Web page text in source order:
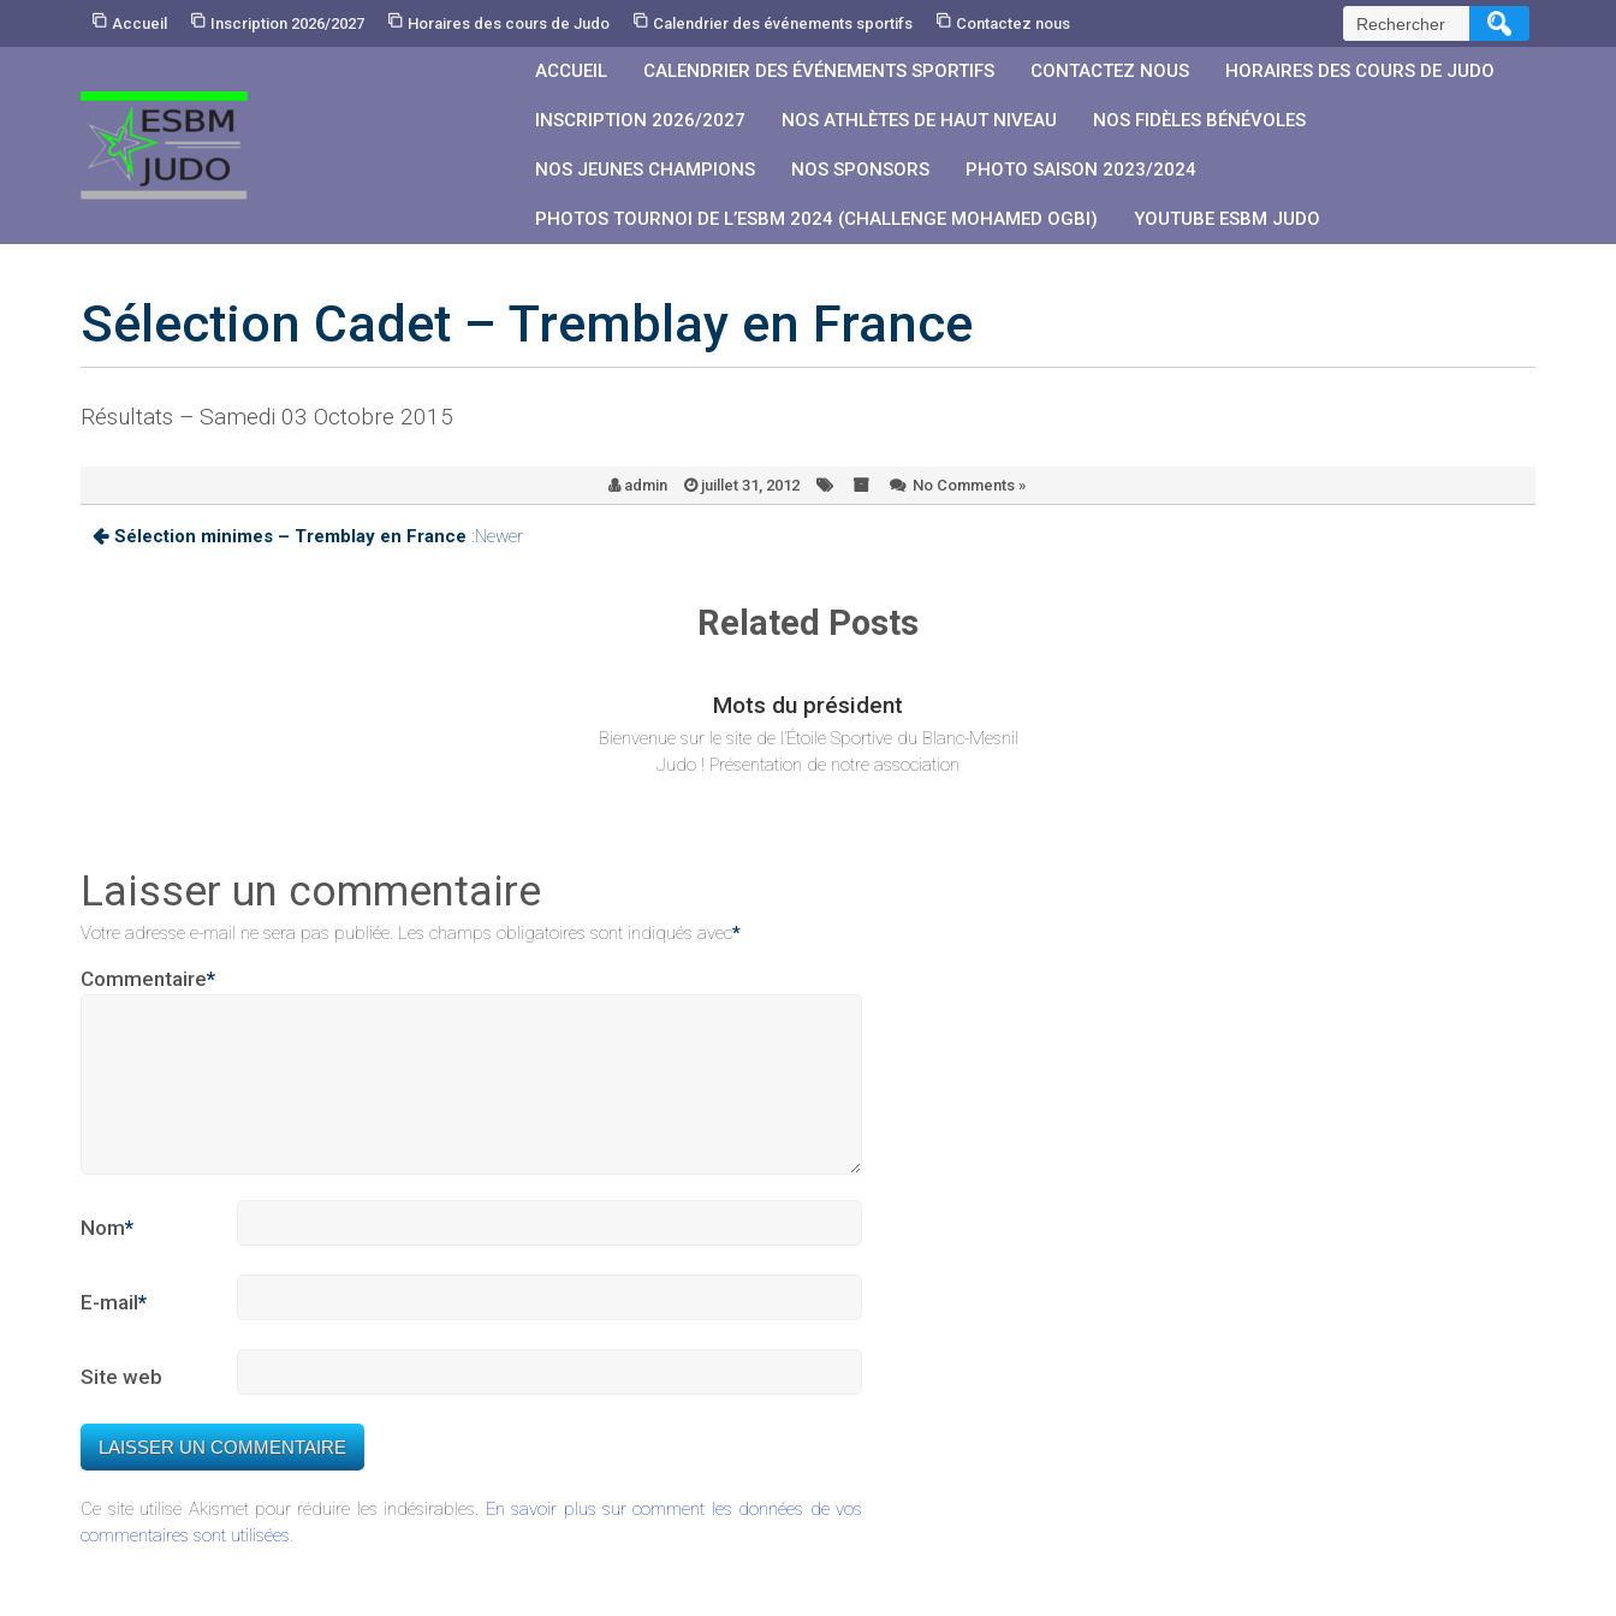
Accueil Inscription 2026/2027 Horaires des cours de Judo Calendrier des événements sportifs Contactez nous Rechercher :
ACCUEIL CALENDRIER DES ÉVÉNEMENTS SPORTIFS CONTACTEZ NOUS HORAIRES DES COURS DE JUDO
INSCRIPTION 2026/2027 NOS ATHLÈTES DE HAUT NIVEAU NOS FIDÈLES BÉNÉVOLES
NOS JEUNES CHAMPIONS NOS SPONSORS PHOTO SAISON 2023/2024
PHOTOS TOURNOI DE L’ESBM 2024 (CHALLENGE MOHAMED OGBI) YOUTUBE ESBM JUDO
Sélection Cadet – Tremblay en France
Résultats – Samedi 03 Octobre 2015
admin juillet 31, 2012 No Comments »
Sélection minimes – Tremblay en France :Newer
Related Posts
Mots du président
Bienvenue sur le site de l’Étoile Sportive du Blanc-Mesnil
Judo ! Présentation de notre association
Laisser un commentaire
Votre adresse e-mail ne sera pas publiée. Les champs obligatoires sont indiqués avec*
Commentaire*
Nom*
E-mail*
Site web
Ce site utilise Akismet pour réduire les indésirables. En savoir plus sur comment les données de vos
commentaires sont utilisées.